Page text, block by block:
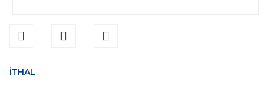
İTHAL